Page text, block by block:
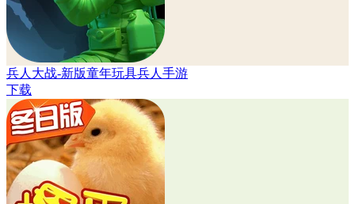
兵人大战-新版童年玩具兵人手游
下载